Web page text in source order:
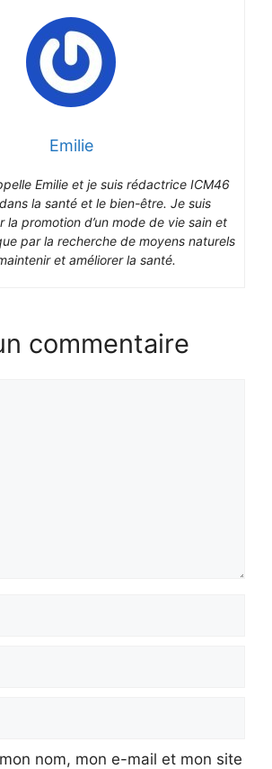
Emilie
Emilie et je suis rédactrice ICM46
la santé et le bien-être. Je suis
la promotion d’un mode de vie sain et
par la recherche de moyens naturels
et améliorer la santé.
commentaire
nom, mon e-mail et mon site